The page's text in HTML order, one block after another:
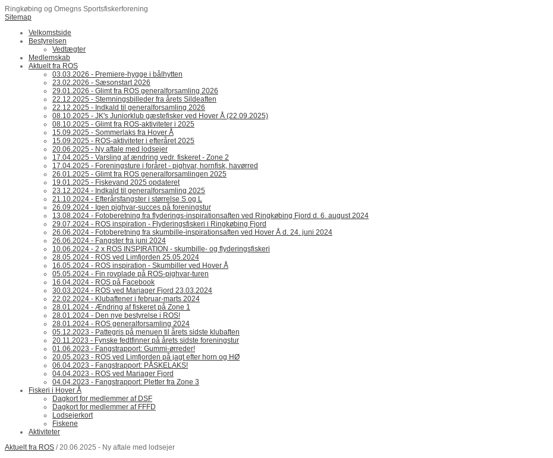
Ringkøbing og Omegns Sportsfiskerforening
Sitemap
Velkomstside
Bestyrelsen
Vedtægter
Medlemskab
Aktuelt fra ROS
03.03.2026 - Premiere-hygge i bålhytten
23.02.2026 - Sæsonstart 2026
29.01.2026 - Glimt fra ROS generalforsamling 2026
22.12.2025 - Stemningsbilleder fra årets Sildeaften
22.12.2025 - Indkald til generalforsamling 2026
08.10.2025 - JK's Juniorklub gæstefisker ved Hover Å (22.09.2025)
08.10.2025 - Glimt fra ROS-aktiviteter i 2025
15.09.2025 - Sommerlaks fra Hover Å
15.09.2025 - ROS-aktiviteter i efteråret 2025
20.06.2025 - Ny aftale med lodsejer
17.04.2025 - Varsling af ændring vedr. fiskeret - Zone 2
17.04.2025 - Foreningsture i foråret - pighvar, hornfisk, havørred
26.01.2025 - Glimt fra ROS generalforsamlingen 2025
19.01.2025 - Fiskevand 2025 opdateret
23.12.2024 - Indkald til generalforsamling 2025
21.10.2024 - Efterårsfangster i størrelse S og L
26.09.2024 - Igen pighvar-succes på foreningstur
13.08.2024 - Fotoberetning fra flyderings-inspirationsaften ved Ringkøbing Fjord d. 6. august 2024
29.07.2024 - ROS inspiration - Flyderingsfiskeri i Ringkøbing Fjord
26.06.2024 - Fotoberetning fra skumbille-inspirationsaften ved Hover Å d. 24. juni 2024
26.06.2024 - Fangster fra juni 2024
10.06.2024 - 2 x ROS INSPIRATION - skumbille- og flyderingsfiskeri
28.05.2024 - ROS ved Limfjorden 25.05.2024
16.05.2024 - ROS inspiration - Skumbiller ved Hover Å
05.05.2024 - Fin rovplade på ROS-pighvar-turen
16.04.2024 - ROS på Facebook
30.03.2024 - ROS ved Mariager Fjord 23.03.2024
22.02.2024 - Klubaftener i februar-marts 2024
28.01.2024 - Ændring af fiskeret på Zone 1
28.01.2024 - Den nye bestyrelse i ROS!
28.01.2024 - ROS generalforsamling 2024
05.12.2023 - Pattegris på menuen til årets sidste klubaften
20.11.2023 - Fynske fedtfinner på årets sidste foreningstur
01.06.2023 - Fangstrapport: Gummi-ørreder!
20.05.2023 - ROS ved Limfjorden på jagt efter horn og HØ
06.04.2023 - Fangstrapport: PÅSKELAKS!
04.04.2023 - ROS ved Mariager Fjord
04.04.2023 - Fangstrapport: Pletter fra Zone 3
Fiskeri i Hover Å
Dagkort for medlemmer af DSF
Dagkort for medlemmer af FFFD
Lodsejerkort
Fiskene
Aktiviteter
Aktuelt fra ROS / 20.06.2025 - Ny aftale med lodsejer